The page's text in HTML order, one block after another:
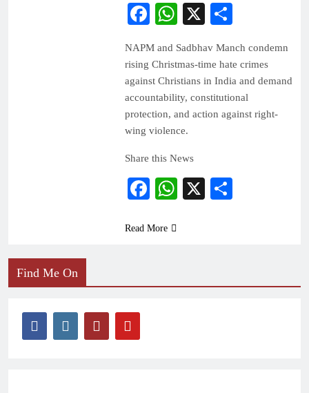
Facebook
WhatsApp
X
NAPM and Sadbhav Manch condemn
rising Christmas-time hate crimes
against Christians in India and demand
accountability, constitutional
protection, and action against right-
wing violence.
Share this News
Facebook
WhatsApp
X
Read More
Find Me On